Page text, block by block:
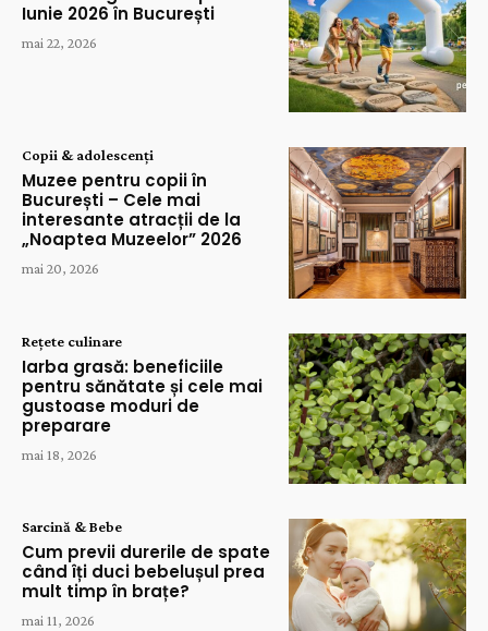
Iunie 2026 în București
mai 22, 2026
Copii & adolescenți
Muzee pentru copii în
București – Cele mai
interesante atracții de la
„Noaptea Muzeelor” 2026
mai 20, 2026
Rețete culinare
Iarba grasă: beneficiile
pentru sănătate și cele mai
gustoase moduri de
preparare
mai 18, 2026
Sarcină & Bebe
Cum previi durerile de spate
când îți duci bebelușul prea
mult timp în brațe?
mai 11, 2026